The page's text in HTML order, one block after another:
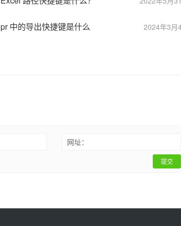
2024年3月
pr 中的导出快捷键是什么
网址：
提交